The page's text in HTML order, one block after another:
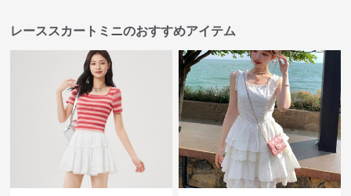
レーススカートミニのおすすめアイテム